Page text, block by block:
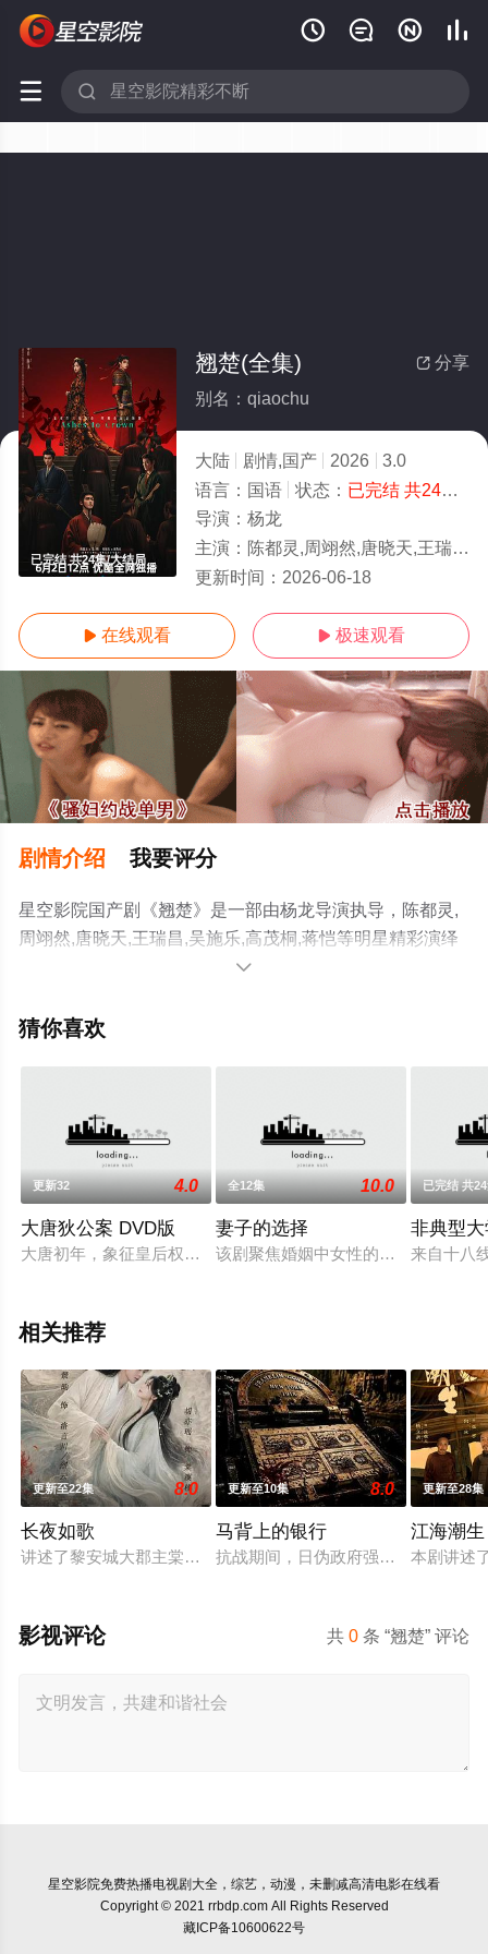
   
 
已完结 共24集/大结局
 分享
翘楚(全集)
别名：qiaochu
大陆 剧情,国产 2026
3.0
语言： 国语 状态： 已完结 共24集
导演： 杨龙
主演： 陈都灵,周翊然,唐晓天,王瑞昌,吴施乐,高茂桐,蒋恺
更新时间： 2026-06-18
 在线观看  极速观看
剧情介绍 我要评分
星空影院国产剧《翘楚》是一部由杨龙导演执导，陈都灵,
周翊然,唐晓天,王瑞昌,吴施乐,高茂桐,蒋恺等明星精彩演绎
的大陆电视剧，大结局剧情已揭晓（已完结 共24集），手
网，更多相关信息可移步至豆瓣电视剧、电视猫或剧情网

猜你喜欢
更新32 4.0
大唐狄公案 DVD版
大唐初年，象征皇后权力的凤印丢失，并引发矫诏杀害当朝官
全12集 10.0
妻子的选择
该剧聚焦婚姻中女性的自我觉醒与成
已完结 共
非典型
来自十八
相关推荐
更新至22集 8.0
长夜如歌
讲述了黎安城大郡主棠溪槿与烈云峥之间曲折动人的情感，以
更新至10集 8.0
马背上的银行
抗战期间，日伪政府强行推广、使用
更新至28集
江海潮生
本剧讲述
共0 条 “翘楚” 评论
影视评论
星空影院免费热播电视剧大全，综艺，动漫，未删减高清电影在线看
Copyright © 2021 rrbdp.com All Rights Reserved
藏ICP备10600622号